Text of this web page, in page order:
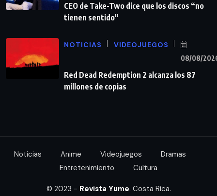
CEO de Take-Two dice que los discos “no
tienen sentido”
NOTICIAS VIDEOJUEGOS
08/08/
Red Dead Redemption 2 alcanza los 87
millones de copias
Noticias Anime Videojuegos
Dramas
Entretenimiento
Cultura
© 2023 - Revista Yume. Costa Rica.